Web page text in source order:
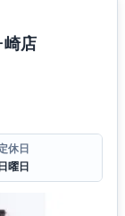
崎店
休日
日曜日